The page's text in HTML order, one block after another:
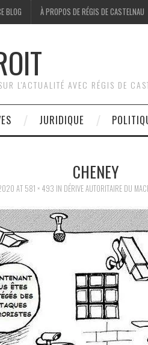
BLOG À PROPOS DE RÉGIS DE CASTELNAU
L'ACTUALITÉ AVEC RÉGIS DE
JURIDIQUE
CHENEY
AT 581 × 493 IN DÉRIVE AUTORITAIRE DU